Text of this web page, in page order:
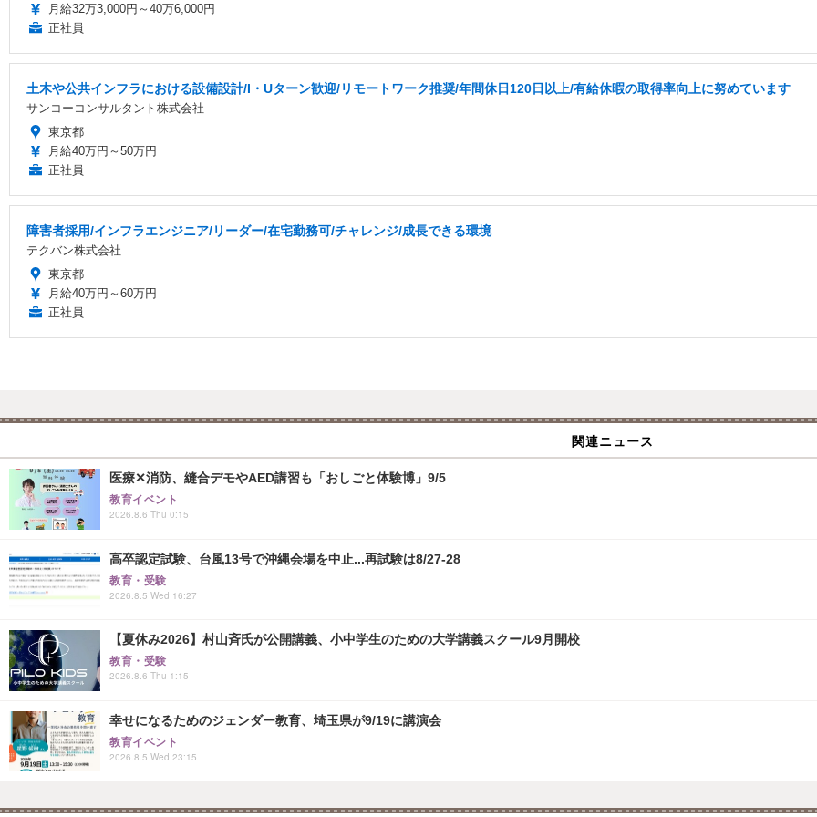
月給32万3,000円～40万6,000円
正社員
土木や公共インフラにおける設備設計/I・Uターン歓迎/リモートワーク推奨/年間休日120日以上/有給休暇の取得率向上に努めています
サンコーコンサルタント株式会社
東京都
月給40万円～50万円
正社員
障害者採用/インフラエンジニア/リーダー/在宅勤務可/チャレンジ/成長できる環境
テクバン株式会社
東京都
月給40万円～60万円
正社員
関連ニュース
医療✕消防、縫合デモやAED講習も「おしごと体験博」9/5
教育イベント
2026.8.6 Thu 0:15
高卒認定試験、台風13号で沖縄会場を中止...再試験は8/27-28
教育・受験
2026.8.5 Wed 16:27
【夏休み2026】村山斉氏が公開講義、小中学生のための大学講義スクール9月開校
教育・受験
2026.8.6 Thu 1:15
幸せになるためのジェンダー教育、埼玉県が9/19に講演会
教育イベント
2026.8.5 Wed 23:15